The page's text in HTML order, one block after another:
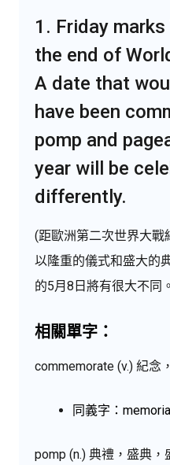
1. Friday
the end of
A date that
have been
pomp and
year will be
differently.
(距歐洲第二次世界大戰
以隆重的儀式和盛大的
的5月8日將有很大不同
相關單字：
commemorate (v.) 紀念
同義字：
pomp (n.) 典禮，盛典，